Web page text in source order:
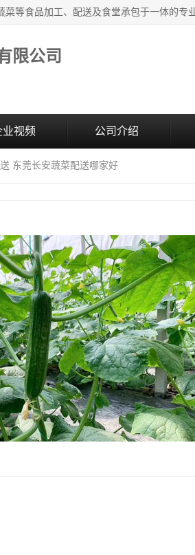
限公司
业视频 公司介绍
东莞长安蔬菜配送哪家好